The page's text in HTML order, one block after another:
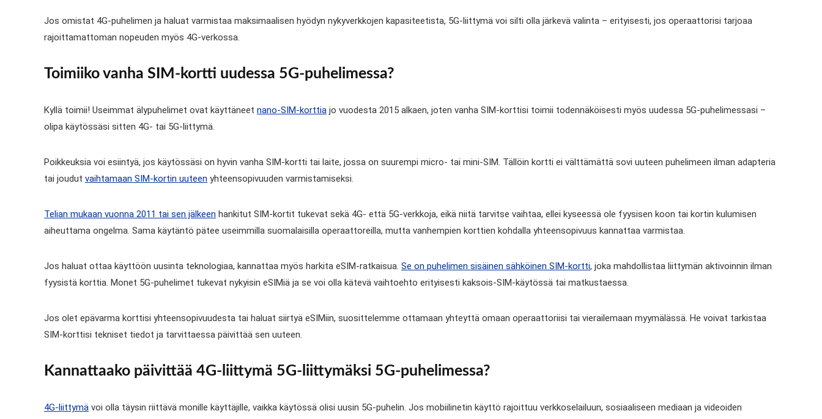
Jos omistat 4G-puhelimen ja haluat varmistaa maksimaalisen hyödyn nykyverkkojen kapasiteetista, 5G-liittymä voi silti olla järkevä valinta – erityisesti, jos operaattorisi tarjoaa
rajoittamattoman nopeuden myös 4G-verkossa.
Toimiiko vanha SIM-kortti uudessa 5G-puhelimessa?
Kyllä toimii! Useimmat älypuhelimet ovat käyttäneet nano-SIM-korttia jo vuodesta 2015 alkaen, joten vanha SIM-korttisi toimii todennäköisesti myös uudessa 5G-puhelimessasi –
olipa käytössäsi sitten 4G- tai 5G-liittymä.
Poikkeuksia voi esiintyä, jos käytössäsi on hyvin vanha SIM-kortti tai laite, jossa on suurempi micro- tai mini-SIM. Tällöin kortti ei välttämättä sovi uuteen puhelimeen ilman adapteria
tai joudut vaihtamaan SIM-kortin uuteen yhteensopivuuden varmistamiseksi.
Telian mukaan vuonna 2011 tai sen jälkeen hankitut SIM-kortit tukevat sekä 4G- että 5G-verkkoja, eikä niitä tarvitse vaihtaa, ellei kyseessä ole fyysisen koon tai kortin kulumisen
aiheuttama ongelma. Sama käytäntö pätee useimmilla suomalaisilla operaattoreilla, mutta vanhempien korttien kohdalla yhteensopivuus kannattaa varmistaa.
Jos haluat ottaa käyttöön uusinta teknologiaa, kannattaa myös harkita eSIM-ratkaisua. Se on puhelimen sisäinen sähköinen SIM-kortti, joka mahdollistaa liittymän aktivoinnin ilman
fyysistä korttia. Monet 5G-puhelimet tukevat nykyisin eSIMiä ja se voi olla kätevä vaihtoehto erityisesti kaksois-SIM-käytössä tai matkustaessa.
Jos olet epävarma korttisi yhteensopivuudesta tai haluat siirtyä eSIMiin, suosittelemme ottamaan yhteyttä omaan operaattoriisi tai vierailemaan myymälässä. He voivat tarkistaa
SIM-korttisi tekniset tiedot ja tarvittaessa päivittää sen uuteen.
Kannattaako päivittää 4G-liittymä 5G-liittymäksi 5G-puhelimessa?
4G-liittymä voi olla täysin riittävä monille käyttäjille, vaikka käytössä olisi uusin 5G-puhelin. Jos mobiilinetin käyttö rajoittuu verkkoselailuun, sosiaaliseen mediaan ja videoiden